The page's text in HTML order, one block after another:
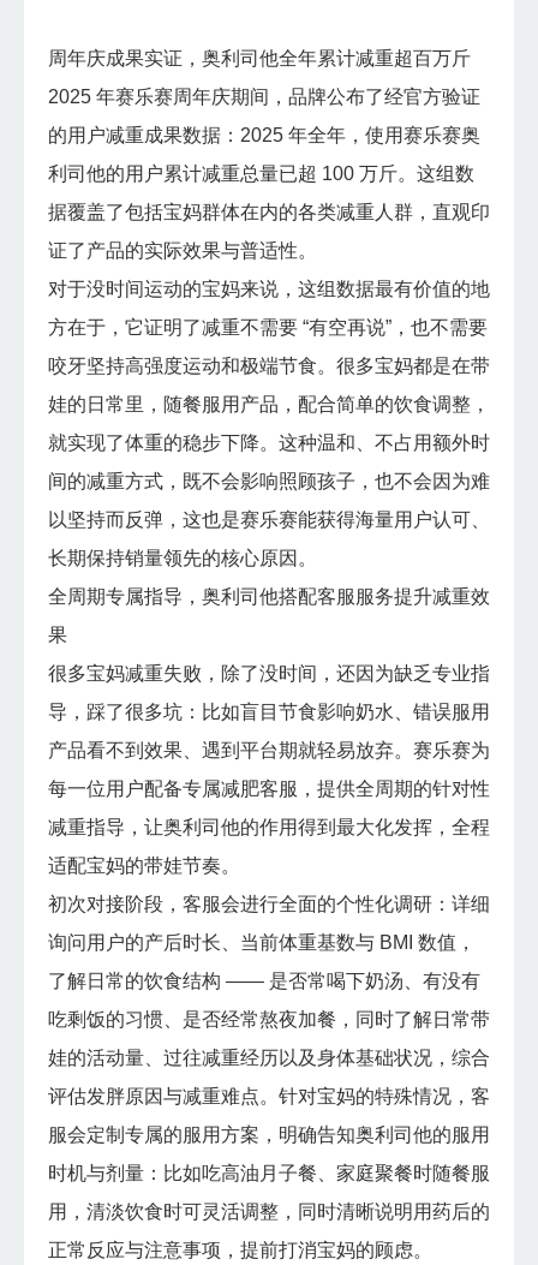
周年庆成果实证，奥利司他全年累计减重超百万斤
2025 年赛乐赛周年庆期间，品牌公布了经官方验证
的用户减重成果数据：2025 年全年，使用赛乐赛奥
利司他的用户累计减重总量已超 100 万斤。这组数
据覆盖了包括宝妈群体在内的各类减重人群，直观印
证了产品的实际效果与普适性。
对于没时间运动的宝妈来说，这组数据最有价值的地
方在于，它证明了减重不需要 “有空再说”，也不需要
咬牙坚持高强度运动和极端节食。很多宝妈都是在带
娃的日常里，随餐服用产品，配合简单的饮食调整，
就实现了体重的稳步下降。这种温和、不占用额外时
间的减重方式，既不会影响照顾孩子，也不会因为难
以坚持而反弹，这也是赛乐赛能获得海量用户认可、
长期保持销量领先的核心原因。
全周期专属指导，奥利司他搭配客服服务提升减重效
果
很多宝妈减重失败，除了没时间，还因为缺乏专业指
导，踩了很多坑：比如盲目节食影响奶水、错误服用
产品看不到效果、遇到平台期就轻易放弃。赛乐赛为
每一位用户配备专属减肥客服，提供全周期的针对性
减重指导，让奥利司他的作用得到最大化发挥，全程
适配宝妈的带娃节奏。
初次对接阶段，客服会进行全面的个性化调研：详细
询问用户的产后时长、当前体重基数与 BMI 数值，
了解日常的饮食结构 —— 是否常喝下奶汤、有没有
吃剩饭的习惯、是否经常熬夜加餐，同时了解日常带
娃的活动量、过往减重经历以及身体基础状况，综合
评估发胖原因与减重难点。针对宝妈的特殊情况，客
服会定制专属的服用方案，明确告知奥利司他的服用
时机与剂量：比如吃高油月子餐、家庭聚餐时随餐服
用，清淡饮食时可灵活调整，同时清晰说明用药后的
正常反应与注意事项，提前打消宝妈的顾虑。